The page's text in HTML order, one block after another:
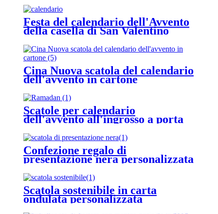
Festa del calendario dell'Avvento
della casella di San Valentino
Cina Nuova scatola del calendario
dell'avvento in cartone
Scatole per calendario
dell'avvento all'ingrosso a porta
Confezione regalo di
presentazione nera personalizzata
Scatola sostenibile in carta
ondulata personalizzata